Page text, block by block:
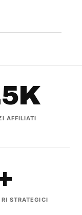
AFFILIATI
STRATEGICI